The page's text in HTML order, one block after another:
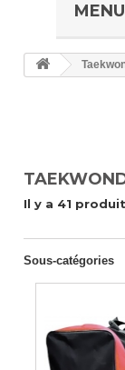
MENU
Il y a 41
Sous-catégories